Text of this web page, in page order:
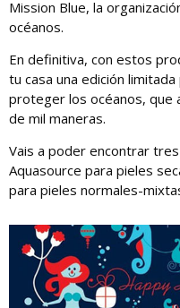
Mission Blue, la
océanos.
En definitiva, con estos
tu casa una edición
proteger los océanos, que
de mil maneras.
Vais a poder encontrar
Aquasource para pieles
para pieles normales-